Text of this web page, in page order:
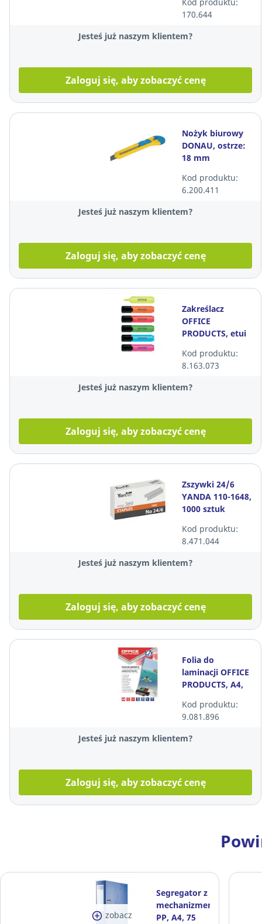
170.644
Jesteś już naszym klientem?
Zaloguj się, aby zobaczyć cenę
Nożyk biurowy
DONAU, ostrze:
18 mm
Kod produktu:
6.200.411
Jesteś już naszym klientem?
Zaloguj się, aby zobaczyć cenę
Zakreślacz
OFFICE
PRODUCTS, etui
Kod produktu:
8.163.073
Jesteś już naszym klientem?
Zaloguj się, aby zobaczyć cenę
Zszywki 24/6
YANDA 110-1648,
1000 sztuk
Kod produktu:
8.471.044
Jesteś już naszym klientem?
Zaloguj się, aby zobaczyć cenę
Folia do
laminacji OFFICE
PRODUCTS, A4,
błyszcząca, 100
sztuk
Kod produktu:
9.081.896
Jesteś już naszym klientem?
Zaloguj się, aby zobaczyć cenę
zobacz
Segregator z
mechanizmem,
PP, A4, 75